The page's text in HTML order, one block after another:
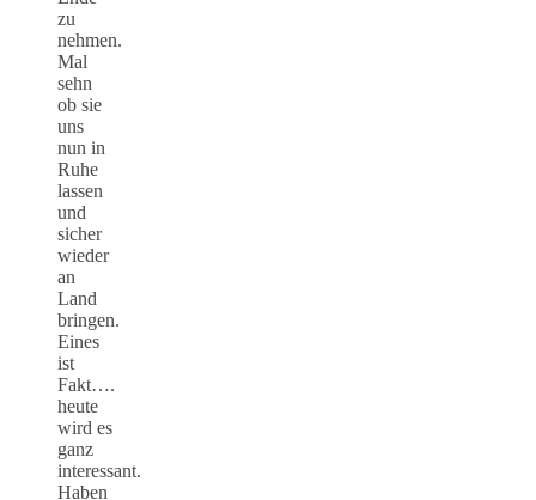
zu
nehmen.
Mal
sehn
ob sie
uns
nun in
Ruhe
lassen
und
sicher
wieder
an
Land
bringen.
Eines
ist
Fakt….
heute
wird es
ganz
interessant.
Haben